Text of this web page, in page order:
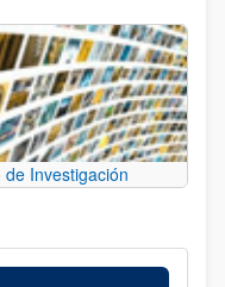
Investigación